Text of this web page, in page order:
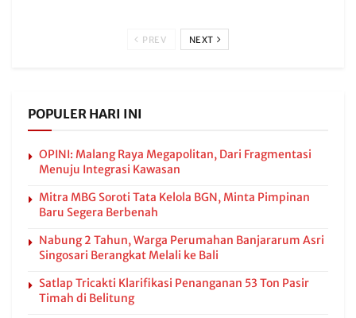
PREV NEXT
POPULER HARI INI
OPINI: Malang Raya Megapolitan, Dari Fragmentasi
Menuju Integrasi Kawasan
Mitra MBG Soroti Tata Kelola BGN, Minta Pimpinan
Baru Segera Berbenah
Nabung 2 Tahun, Warga Perumahan Banjararum Asri
Singosari Berangkat Melali ke Bali
Satlap Tricakti Klarifikasi Penanganan 53 Ton Pasir
Timah di Belitung